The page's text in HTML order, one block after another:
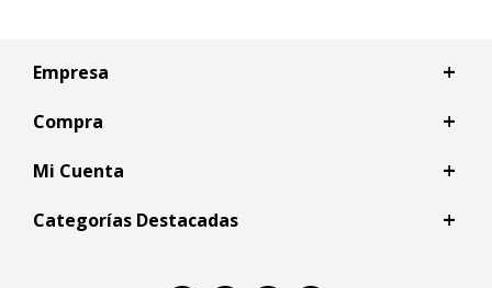
Empresa
Compra
Mi Cuenta
Categorías Destacadas